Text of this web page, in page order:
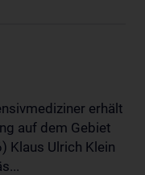
erhält
auf dem Gebiet
Klaus Ulrich Klein